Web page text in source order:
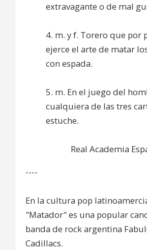
extravagante o de mal
4. m. y f. Torero que por
ejerce el arte de matar
con espada.
5. m. En el juego del
cualquiera de las tres
estuche.
Real Academia
----
En la cultura pop
"Matador" es una popular
banda de rock argentina
Cadillacs.